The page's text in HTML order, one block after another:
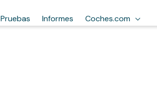
Pruebas Informes Coches.com